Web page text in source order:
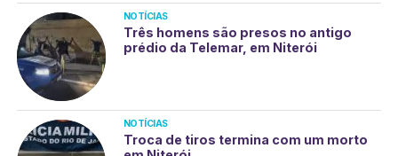
NOTÍCIAS
Três homens são presos no antigo
prédio da Telemar, em Niterói
NOTÍCIAS
Troca de tiros termina com um morto